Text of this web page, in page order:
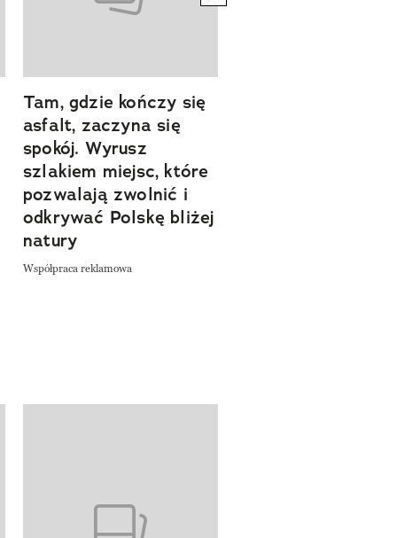
Tam, gdzie kończy się
asfalt, zaczyna się
spokój. Wyrusz
szlakiem miejsc, które
pozwalają zwolnić i
odkrywać Polskę bliżej
natury
Współpraca reklamowa